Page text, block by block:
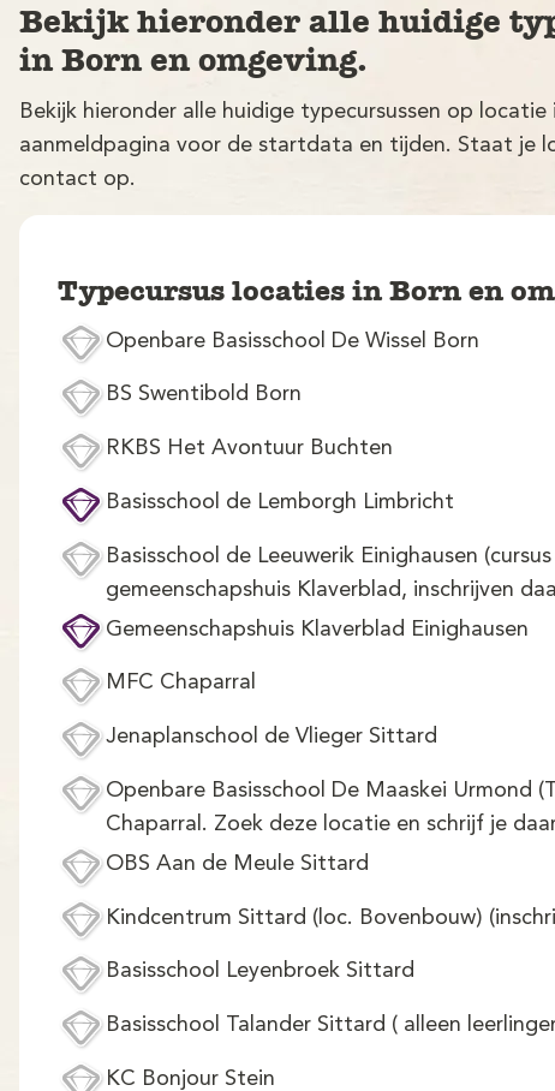
Bekijk hieronder alle huidige
in Born en omgeving.
Bekijk hieronder alle huidige typecursussen op
aanmeldpagina voor de startdata en tijden. Staat je
contact op.
Typecursus locaties in Born en
Openbare Basisschool De Wissel Born
BS Swentibold Born
RKBS Het Avontuur Buchten
Basisschool de Lemborgh Limbricht
Basisschool de Leeuwerik Einighausen
gemeenschapshuis Klaverblad, inschrijven
Gemeenschapshuis Klaverblad Einighausen
MFC Chaparral
Jenaplanschool de Vlieger Sittard
Openbare Basisschool De Maaskei Urmond
Chaparral. Zoek deze locatie en schrijf je
OBS Aan de Meule Sittard
Kindcentrum Sittard (loc. Bovenbouw)
Basisschool Leyenbroek Sittard
Basisschool Talander Sittard ( alleen
KC Bonjour Stein